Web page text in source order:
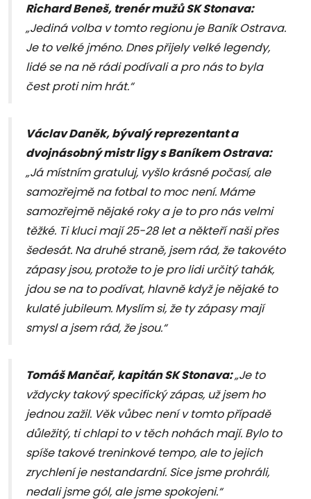
Richard Beneš, trenér mužů SK Stonava:
„Jediná volba v tomto regionu je Baník Ostrava.
Je to velké jméno. Dnes přijely velké legendy,
lidé se na ně rádi podívali a pro nás to byla
čest proti nim hrát.“
Václav Daněk, bývalý reprezentant a
dvojnásobný mistr ligy s Baníkem Ostrava:
„Já místním gratuluj, vyšlo krásné počasí, ale
samozřejmě na fotbal to moc není. Máme
samozřejmě nějaké roky a je to pro nás velmi
těžké. Ti kluci mají 25-28 let a někteří naši přes
šedesát. Na druhé straně, jsem rád, že takovéto
zápasy jsou, protože to je pro lidi určitý tahák,
jdou se na to podívat, hlavně když je nějaké to
kulaté jubileum. Myslím si, že ty zápasy mají
smysl a jsem rád, že jsou.“
Tomáš Mančař, kapitán SK Stonava:„Je to
vždycky takový specifický zápas, už jsem ho
jednou zažil. Věk vůbec není v tomto případě
důležitý, ti chlapi to v těch nohách mají. Bylo to
spíše takové treninkové tempo, ale to jejich
zrychlení je nestandardní. Sice jsme prohráli,
nedali jsme gól, ale jsme spokojeni.“